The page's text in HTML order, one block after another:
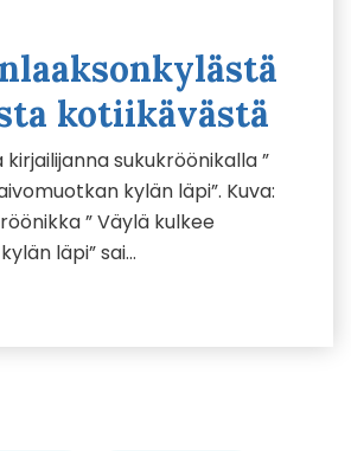
kotiikävästä
sukukröönikalla ”
kylän läpi”. Kuva:
” Väylä kulkee
läpi” sai…